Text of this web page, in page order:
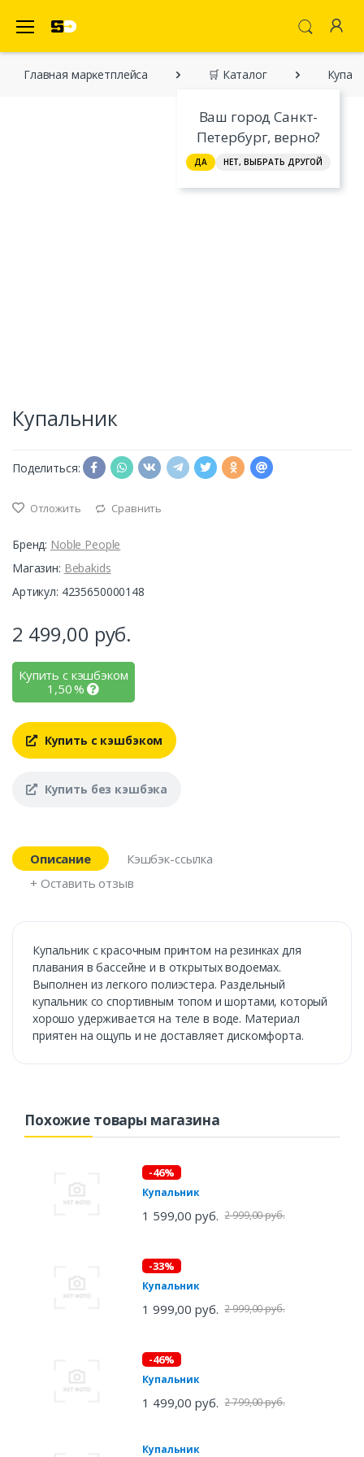
Ваш город Санкт-
Петербург, верно?
ДА НЕТ, ВЫБРАТЬ ДРУГОЙ
Главная марĸетплейса 🛒 Каталог
Купальник
Поделиться:
Отложить Сравнить
Бренд: Noble People
Магазин: Bebakids
Артикул: 4235650000148
2 499,00 руб.
Купить с кэшбэком
1,50%
Купить с кэшбэком
Купить без кэшбэка
Описание
Кэшбэк-ссылка
+ Оставить отзыв
Купальник с красочным принтом на резинках для
плавания в бассейне и в открытых водоемах.
Выполнен из легкого полиэстера. Раздельный
купальник со спортивным топом и шортами, который
хорошо удерживается на теле в воде. Материал
приятен на ощупь и не доставляет дискомфорта.
Похожие товары магазина
-46%
Купальник
1 599,00 руб. 2 999,00 руб.
-33%
Купальник
1 999,00 руб. 2 999,00 руб.
-46%
Купальник
1 499,00 руб. 2 799,00 руб.
Купальник